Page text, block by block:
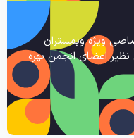
ویژه وبمستران
اعضای انجمن بهره